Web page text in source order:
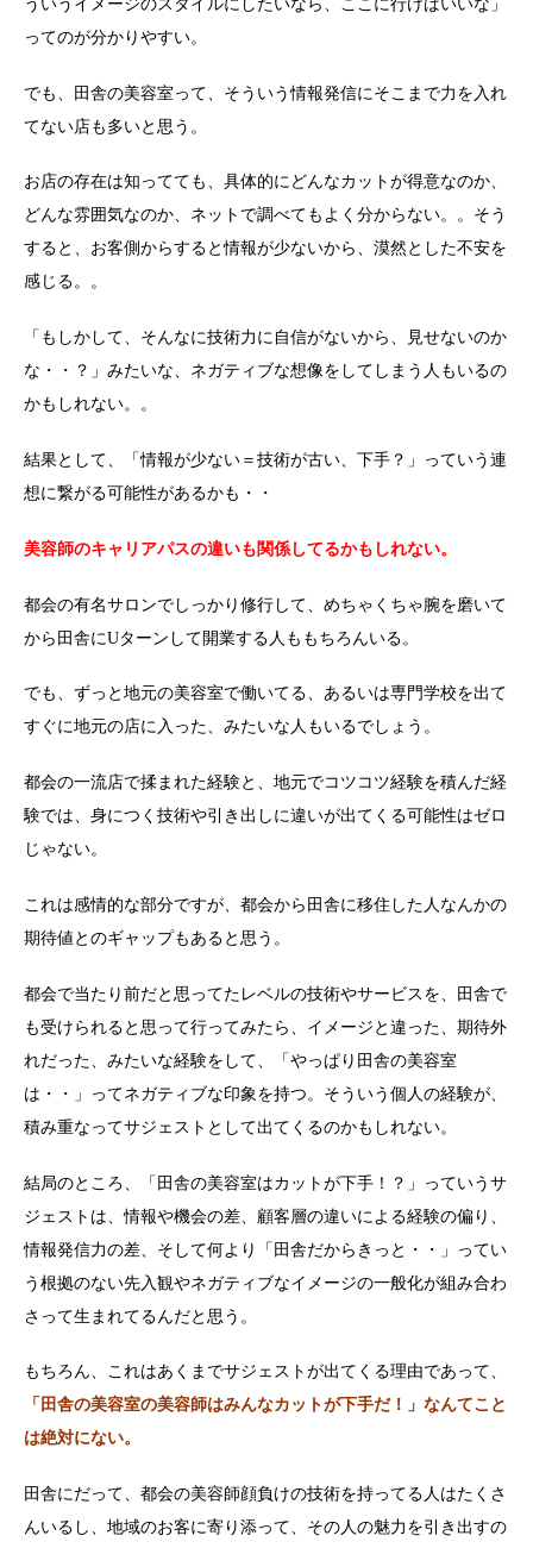
ういうイメージのスタイルにしたいなら、ここに行けばいいな」
ってのが分かりやすい。
でも、田舎の美容室って、そういう情報発信にそこまで力を入れ
てない店も多いと思う。
お店の存在は知ってても、具体的にどんなカットが得意なのか、
どんな雰囲気なのか、ネットで調べてもよく分からない。。そう
すると、お客側からすると情報が少ないから、漠然とした不安を
感じる。。
「もしかして、そんなに技術力に自信がないから、見せないのか
な・・？」みたいな、ネガティブな想像をしてしまう人もいるの
かもしれない。。
結果として、「情報が少ない＝技術が古い、下手？」っていう連
想に繋がる可能性があるかも・・
美容師のキャリアパスの違いも関係してるかもしれない。
都会の有名サロンでしっかり修行して、めちゃくちゃ腕を磨いて
から田舎にUターンして開業する人ももちろんいる。
でも、ずっと地元の美容室で働いてる、あるいは専門学校を出て
すぐに地元の店に入った、みたいな人もいるでしょう。
都会の一流店で揉まれた経験と、地元でコツコツ経験を積んだ経
験では、身につく技術や引き出しに違いが出てくる可能性はゼロ
じゃない。
これは感情的な部分ですが、都会から田舎に移住した人なんかの
期待値とのギャップもあると思う。
都会で当たり前だと思ってたレベルの技術やサービスを、田舎で
も受けられると思って行ってみたら、イメージと違った、期待外
れだった、みたいな経験をして、「やっぱり田舎の美容室
は・・」ってネガティブな印象を持つ。そういう個人の経験が、
積み重なってサジェストとして出てくるのかもしれない。
結局のところ、「田舎の美容室はカットが下手！？」っていうサ
ジェストは、情報や機会の差、顧客層の違いによる経験の偏り、
情報発信力の差、そして何より「田舎だからきっと・・」ってい
う根拠のない先入観やネガティブなイメージの一般化が組み合わ
さって生まれてるんだと思う。
もちろん、これはあくまでサジェストが出てくる理由であって、
「田舎の美容室の美容師はみんなカットが下手だ！」なんてこと
は絶対にない。
田舎にだって、都会の美容師顔負けの技術を持ってる人はたくさ
んいるし、地域のお客に寄り添って、その人の魅力を引き出すの